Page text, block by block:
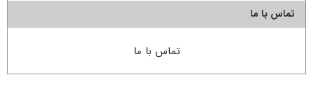
تماس با ما
تماس با ما